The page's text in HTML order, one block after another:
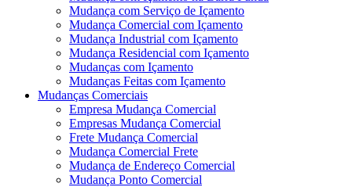
Mudança com Serviço de Içamento
Mudança Comercial com Içamento
Mudança Industrial com Içamento
Mudança Residencial com Içamento
Mudanças com Içamento
Mudanças Feitas com Içamento
Mudanças Comerciais
Empresa Mudança Comercial
Empresas Mudança Comercial
Frete Mudança Comercial
Mudança Comercial Frete
Mudança de Endereço Comercial
Mudança Ponto Comercial